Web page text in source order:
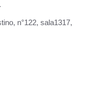
n°122, sala1317,